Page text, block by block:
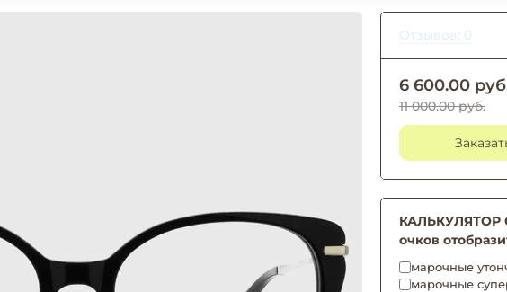
Отзывов: 0
6 600.00
11 000.00 руб.
КАЛЬКУЛЯТОР
очков
марочные
марочные